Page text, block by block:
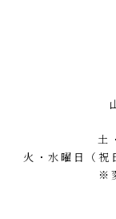
土
火・水曜日（祝
※